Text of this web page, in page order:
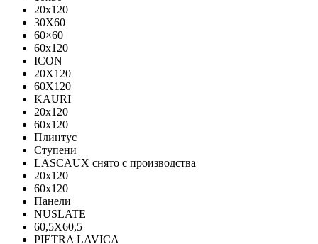
20x120
30X60
60×60
60x120
ICON
20X120
60X120
KAURI
20x120
60x120
Плинтус
Ступени
LASCAUX снято с производства
20x120
60x120
Панели
NUSLATE
60,5X60,5
PIETRA LAVICA